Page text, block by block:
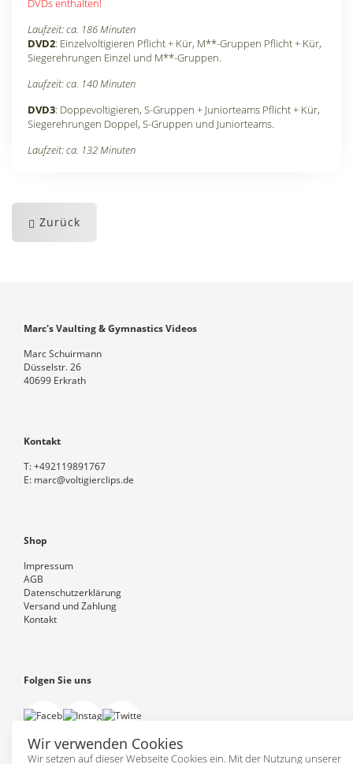
Wir verwenden Cookies
Wir setzen auf dieser Webseite Cookies ein. Mit der Nutzung unserer
DVDs enthalten!
Laufzeit: ca. 186 Minuten
DVD2: Einzelvoltigieren Pflicht + Kür, M**-Gruppen Pflicht + Kür,
Siegerehrungen Einzel und M**-Gruppen.
Laufzeit: ca. 140 Minuten
DVD3: Doppevoltigieren, S-Gruppen + Juniorteams Pflicht + Kür,
Siegerehrungen Doppel, S-Gruppen und Juniorteams.
Laufzeit: ca. 132 Minuten
Zurück
Marc's Vaulting & Gymnastics Videos
Marc Schuirmann
Düsselstr. 26
40699 Erkrath
Kontakt
T:+492119891767
E: marc@voltigierclips.de
Shop
Impressum
AGB
Datenschutzerklärung
Versand und Zahlung
Kontakt
Folgen Sie uns